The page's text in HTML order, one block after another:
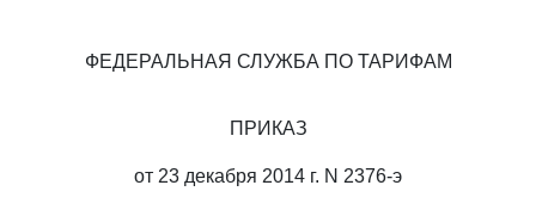
ФЕДЕРАЛЬНАЯ СЛУЖБА ПО ТАРИФАМ
ПРИКАЗ
от 23 декабря 2014 г. N 2376-э